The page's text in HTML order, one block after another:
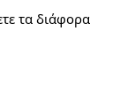
τα διάφορα